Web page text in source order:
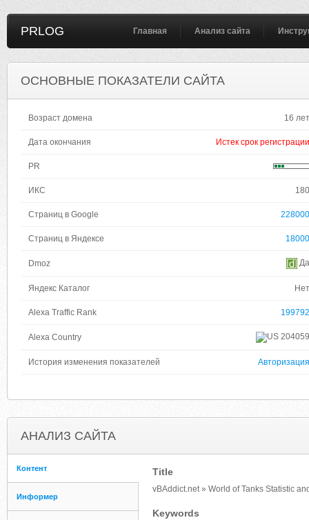
PRLOG Главная Анализ сайта
ОСНОВНЫЕ ПОКАЗАТЕЛИ САЙТА
Возраст домена 16 лет
Дата окончания Истек срок регистрации
PR
ИКС 180
Страниц в Google 228000
Страниц в Яндексе 18000
Dmoz Да
Яндекс Каталог Нет
Alexa Traffic Rank 199792
Alexa Country 204059
История изменения показателей Авторизация
АНАЛИЗ САЙТА
Контент
Информер
Title
vBAddict.net » World of Tanks Statistic
Keywords